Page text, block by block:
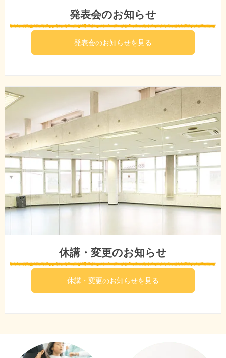
発表会のお知らせ
発表会のお知らせを見る
休講・変更のお知らせ
休講・変更のお知らせを見る